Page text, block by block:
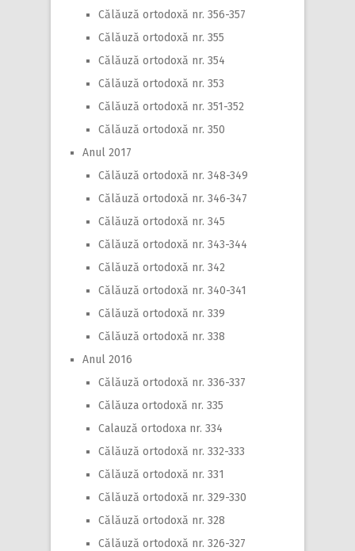
Călăuză ortodoxă nr. 356-357
Călăuză ortodoxă nr. 355
Călăuză ortodoxă nr. 354
Călăuză ortodoxă nr. 353
Călăuză ortodoxă nr. 351-352
Călăuză ortodoxă nr. 350
Anul 2017
Călăuză ortodoxă nr. 348-349
Călăuză ortodoxă nr. 346-347
Călăuză ortodoxă nr. 345
Călăuză ortodoxă nr. 343-344
Călăuză ortodoxă nr. 342
Călăuză ortodoxă nr. 340-341
Călăuză ortodoxă nr. 339
Călăuză ortodoxă nr. 338
Anul 2016
Călăuză ortodoxă nr. 336-337
Călăuza ortodoxă nr. 335
Calauză ortodoxa nr. 334
Călăuză ortodoxă nr. 332-333
Călăuză ortodoxă nr. 331
Călăuză ortodoxă nr. 329-330
Călăuză ortodoxă nr. 328
Călăuză ortodoxă nr. 326-327